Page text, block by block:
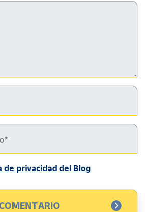
de privacidad del Blog